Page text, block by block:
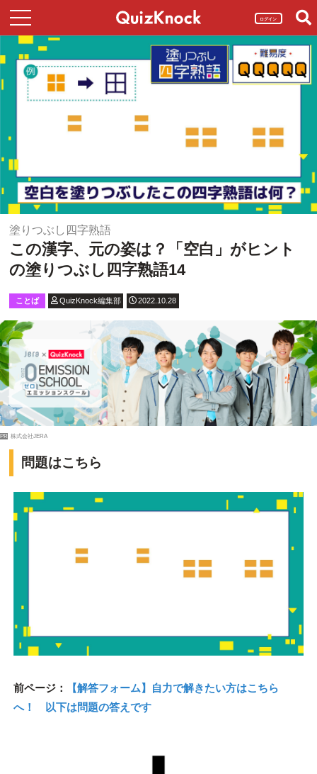
ログイン
塗りつぶし四字熟語
この漢字、元の姿は？「空白」がヒント
の塗りつぶし四字熟語14
ことば QuizKnock編集部 2022.10.28
PR 株式会社JERA
問題はこちら
前ページ：
【解答フォーム】自力で解きたい方はこちら
へ！ 以下は問題の答えです